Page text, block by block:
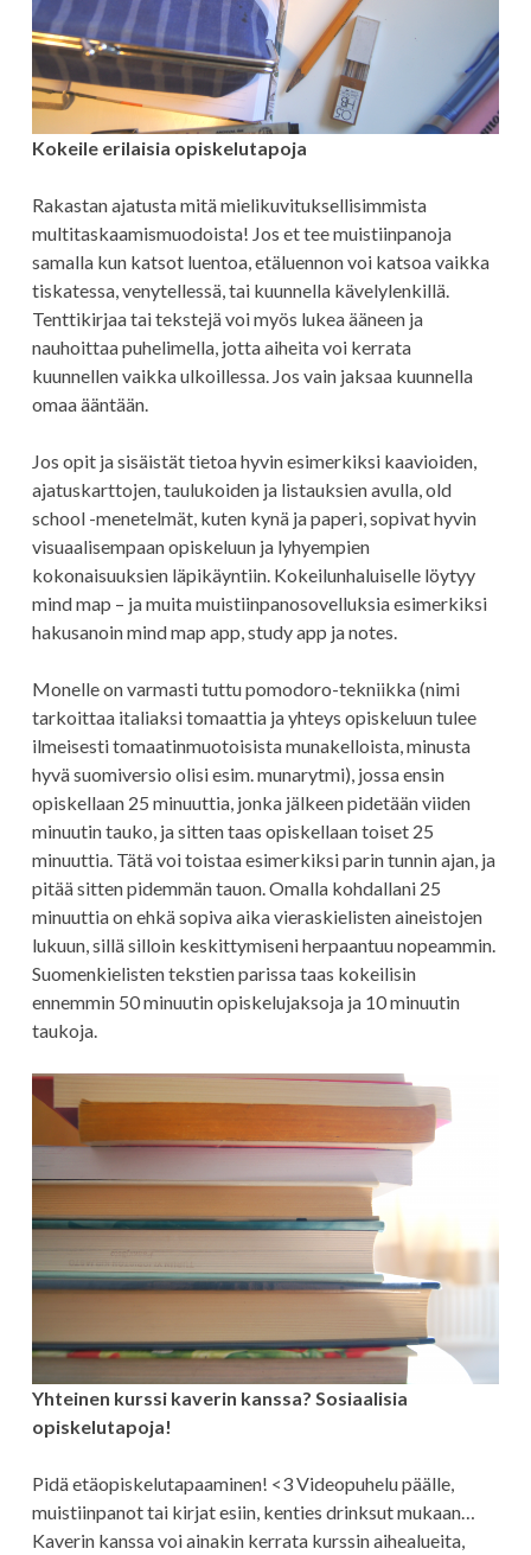
Kokeile erilaisia opiskelutapoja
Rakastan ajatusta mitä mielikuvituksellisimmista
multitaskaamismuodoista! Jos et tee muistiinpanoja
samalla kun katsot luentoa, etäluennon voi katsoa vaikka
tiskatessa, venytellessä, tai kuunnella kävelylenkillä.
Tenttikirjaa tai tekstejä voi myös lukea ääneen ja
nauhoittaa puhelimella, jotta aiheita voi kerrata
kuunnellen vaikka ulkoillessa. Jos vain jaksaa kuunnella
omaa ääntään.
Jos opit ja sisäistät tietoa hyvin esimerkiksi kaavioiden,
ajatuskarttojen, taulukoiden ja listauksien avulla, old
school -menetelmät, kuten kynä ja paperi, sopivat hyvin
visuaalisempaan opiskeluun ja lyhyempien
kokonaisuuksien läpikäyntiin. Kokeilunhaluiselle löytyy
mind map – ja muita muistiinpanosovelluksia esimerkiksi
hakusanoin mind map app, study app ja notes.
Monelle on varmasti tuttu pomodoro-tekniikka (nimi
tarkoittaa italiaksi tomaattia ja yhteys opiskeluun tulee
ilmeisesti tomaatinmuotoisista munakelloista, minusta
hyvä suomiversio olisi esim. munarytmi), jossa ensin
opiskellaan 25 minuuttia, jonka jälkeen pidetään viiden
minuutin tauko, ja sitten taas opiskellaan toiset 25
minuuttia. Tätä voi toistaa esimerkiksi parin tunnin ajan, ja
pitää sitten pidemmän tauon. Omalla kohdallani 25
minuuttia on ehkä sopiva aika vieraskielisten aineistojen
lukuun, sillä silloin keskittymiseni herpaantuu nopeammin.
Suomenkielisten tekstien parissa taas kokeilisin
ennemmin 50 minuutin opiskelujaksoja ja 10 minuutin
taukoja.
Yhteinen kurssi kaverin kanssa? Sosiaalisia
opiskelutapoja!
Pidä etäopiskelutapaaminen! <3 Videopuhelu päälle,
muistiinpanot tai kirjat esiin, kenties drinksut mukaan…
Kaverin kanssa voi ainakin kerrata kurssin aihealueita,